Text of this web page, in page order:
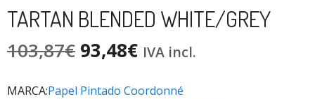
TARTAN BLENDED WHITE/GREY
103,87€ 93,48€ IVA incl.
MARCA:Papel Pintado Coordonné